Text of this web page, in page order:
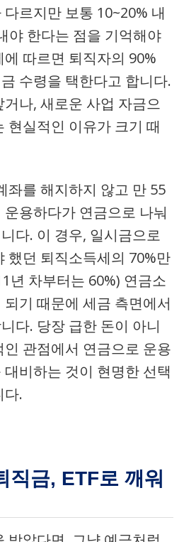
르지만 보통 10~20% 내
야 한다는 점을 기억해야
에 따르면 퇴직자의 90%
수령을 택한다고 합니다.
거나, 새로운 사업 자금으
현실적인 이유가 크기 때
좌를 해지하지 않고 만 55
용하다가 연금으로 나눠
다. 이 경우, 일시금으로
했던 퇴직소득세의 70%만
년 차부터는 60%) 연금소
기 때문에 세금 측면에서
다. 당장 급한 돈이 아니
인 관점에서 연금으로 운용
비하는 것이 현명한 선택
다.
직금, ETF로 깨워